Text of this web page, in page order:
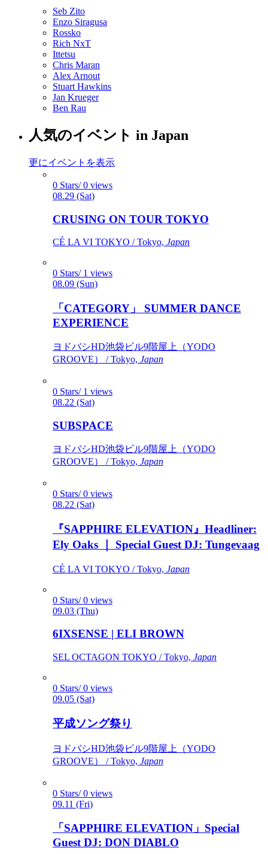
Seb Zito
Enzo Siragusa
Rossko
Rich NxT
Ittetsu
Chris Maran
Alex Arnout
Stuart Hawkins
Jan Krueger
Ben Rau
人気のイベント in Japan
更にイベントを表示
0 Stars/ 0 views
08.29 (Sat)
CRUSING ON TOUR TOKYO
CÉ LA VI TOKYO / Tokyo, Japan
0 Stars/ 1 views
08.09 (Sun)
「CATEGORY」 SUMMER DANCE
EXPERIENCE
ヨドバシHD池袋ビル9階屋上（YODO
GROOVE） / Tokyo, Japan
0 Stars/ 1 views
08.22 (Sat)
SUBSPACE
ヨドバシHD池袋ビル9階屋上（YODO
GROOVE） / Tokyo, Japan
0 Stars/ 0 views
08.22 (Sat)
『SAPPHIRE ELEVATION』Headliner:
Ely Oaks ｜ Special Guest DJ: Tungevaag
CÉ LA VI TOKYO / Tokyo, Japan
0 Stars/ 0 views
09.03 (Thu)
6IXSENSE | ELI BROWN
SEL OCTAGON TOKYO / Tokyo, Japan
0 Stars/ 0 views
09.05 (Sat)
平成ソング祭り
ヨドバシHD池袋ビル9階屋上（YODO
GROOVE） / Tokyo, Japan
0 Stars/ 0 views
09.11 (Fri)
「SAPPHIRE ELEVATION」Special
Guest DJ: DON DIABLO